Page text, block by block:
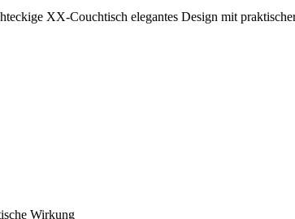
XX-Couchtisch elegantes Design mit
Wirkung